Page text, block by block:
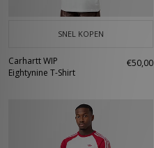
SNEL KOPEN
Carhartt WIP
Eightynine T-Shirt
€50,00